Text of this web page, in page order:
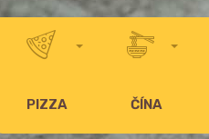
PIZZA ČÍNA